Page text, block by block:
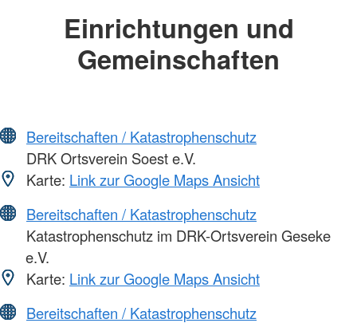
Einrichtungen und
Gemeinschaften
Bereitschaften / Katastrophenschutz
DRK Ortsverein Soest e.V.
Karte: Link zur Google Maps Ansicht
Bereitschaften / Katastrophenschutz
Katastrophenschutz im DRK-Ortsverein Geseke
e.V.
Karte: Link zur Google Maps Ansicht
Bereitschaften / Katastrophenschutz